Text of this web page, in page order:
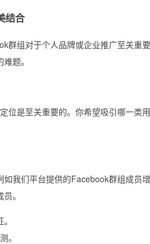
结合
群组对于个人品牌或企业推广至关重
题。
位是至关重要的。你希望吸引哪一类
我们平台提供的Facebook群组成员
。
。